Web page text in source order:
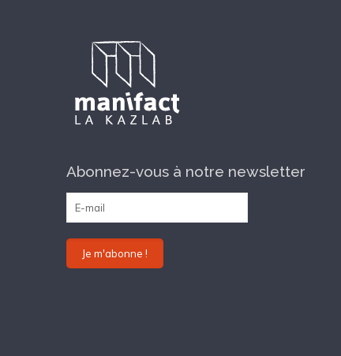
Abonnez-vous à notre newsletter